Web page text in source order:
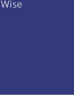
Wise